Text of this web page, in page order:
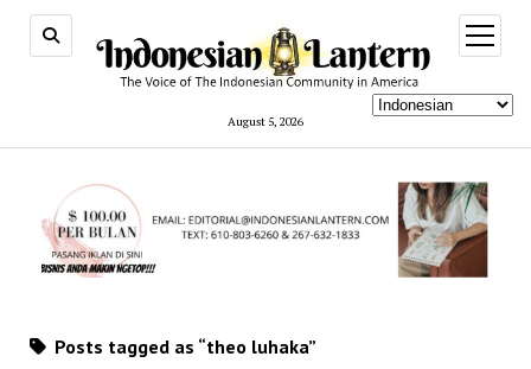
August 5, 2026
open
menu
Posts tagged as “theo luhaka”